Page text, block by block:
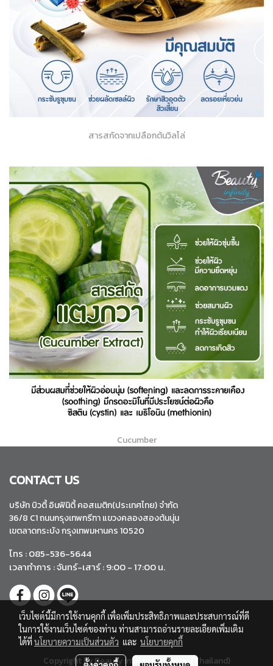
สารสกัดจากเปลือกต้นวิลโล่
Cucumber
CONTACT US
บริษัท บิวตี้ อินฟินิตี้ คอสเมติก(ประเทศไทย) จำกัด
36/8 C1 ถนนกรุงเทพกรีฑา แขวงคลองสองต้นนุ่น
เขตลาดกระบัง กรุงเทพมหานคร 10520
โทร : 085-536-5644
เวลาทำการ : จันทร์-เสาร์ : 9:00 - 17:00 น.
Copyright by Beauty infinity Cosmetic (Thailand)
เว็บไซต์นี้มีการใช้งานคุกกี้ เพื่อเพิ่มประสิทธิภาพและประสบการณ์ที่ดี
ในการใช้งานเว็บไซต์ของท่าน ท่านสามารถอ่านรายละเอียดเพิ่มเติม
ได้ที่นโยบายความเป็นส่วนตัว และ นโยบายคุกกี้